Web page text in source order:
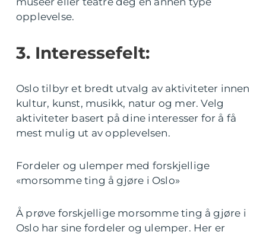
opplevelse.
3. Interessefelt:
Oslo tilbyr et bredt utvalg av aktiviteter innen
kultur, kunst, musikk, natur og mer. Velg
aktiviteter basert på dine interesser for å få
mest mulig ut av opplevelsen.
Fordeler og ulemper med forskjellige
«morsomme ting å gjøre i Oslo»
Å prøve forskjellige morsomme ting å gjøre i
Oslo har sine fordeler og ulemper. Her er